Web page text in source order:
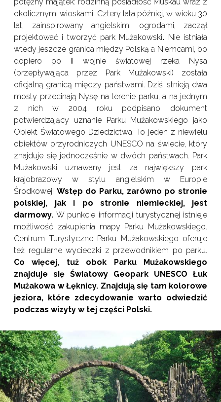
okolicznymi wioskami. Cztery lata później, w wieku 30
lat, zainspirowany angielskimi ogrodami, zaczął
projektować i tworzyć park Mużakowski. Nie istniała
wtedy jeszcze granica między Polską a Niemcami, bo
dopiero po II wojnie światowej rzeka Nysa
(przepływająca przez Park Mużakowski) została
oficjalną granicą między państwami. Dziś istnieją dwa
mosty przecinają Nysę na terenie parku, a na jednym
z nich w 2004 roku podpisano dokument
potwierdzający uznanie Parku Mużakowskiego jako
Obiekt Światowego Dziedzictwa. To jeden z niewielu
obiektów przyrodniczych UNESCO na świecie, który
znajduje się jednocześnie w dwóch państwach. Park
Mużakowski uznawany jest za największy park
krajobrazowy w stylu angielskim w Europie
Środkowej! Wstęp do Parku, zarówno po stronie
polskiej, jak i po stronie niemieckiej, jest
darmowy.W punkcie informacji turystycznej istnieje
możliwość zakupienia mapy Parku Mużakowskiego.
Centrum Turystyczne Parku Mużakowskiego oferuje
też regularne wycieczki z przewodnikiem po parku.
Co więcej, tuż obok Parku Mużakowskiego
znajduje się Światowy Geopark UNESCO Łuk
Mużakowa w Łęknicy. Znajdują się tam kolorowe
jeziora, które zdecydowanie warto odwiedzić
podczas wizyty w tej części Polski.